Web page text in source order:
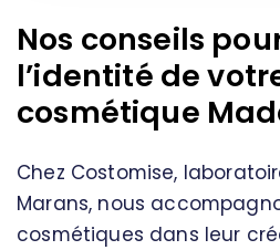
Nos conseils
l’identité de
cosmétique
Chez Costomise,
Marans, nous
cosmétiques dans leur